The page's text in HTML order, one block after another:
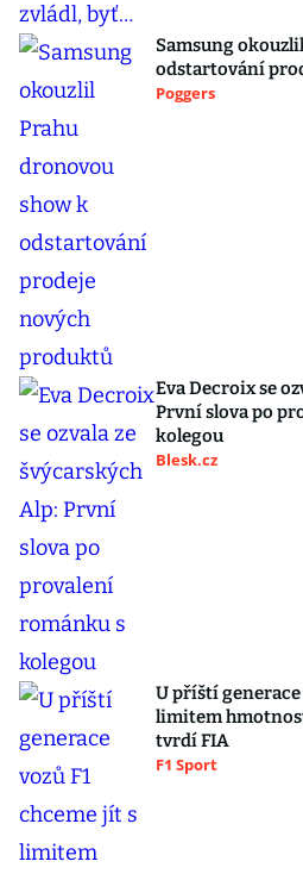
Samsung
odstartování
Poggers
Eva Decroix se
První slova po
kolegou
Blesk.cz
U příští generace
limitem
tvrdí FIA
F1 Sport